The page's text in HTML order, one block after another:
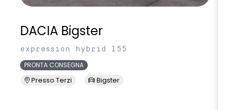
DACIA Bigster
expression hybrid 155
PRONTA CONSEGNA
Presso Terzi Bigster